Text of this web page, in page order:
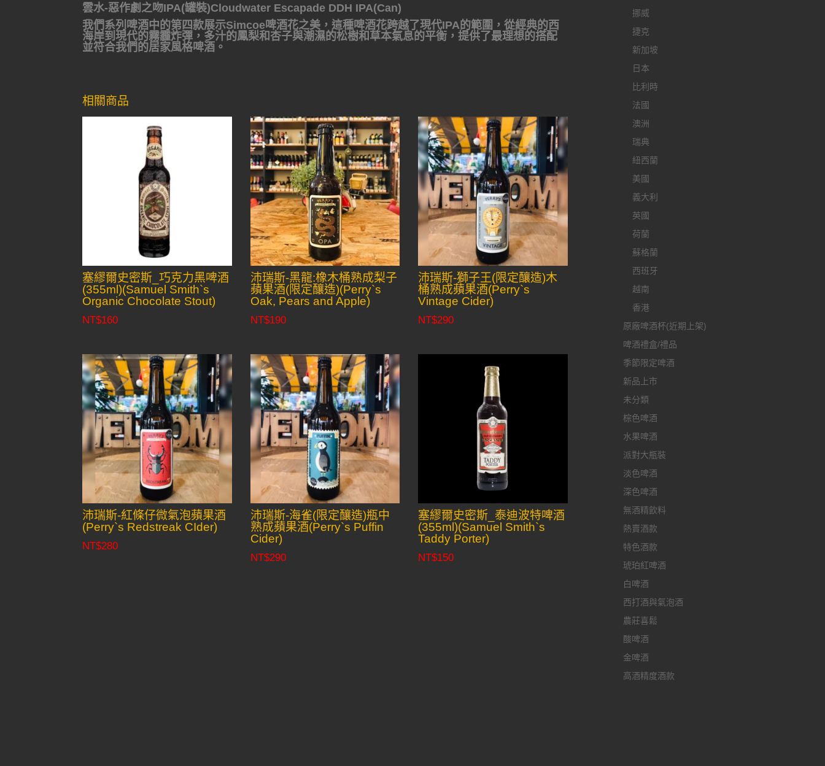
雲水-惡作劇之吻IPA(罐裝)Cloudwater Escapade DDH IPA(Can)
我們系列啤酒中的第四款展示Simcoe啤酒花之美，這種啤酒花跨越了現代IPA的範圍，從經典的西
海岸到現代的霧霾炸彈，多汁的鳳梨和杏子與潮濕的松樹和草本氣息的平衡，提供了最理想的搭配
並符合我們的居家風格啤酒。
相關商品
塞繆爾史密斯_巧克力黑啤酒
(355ml)(Samuel Smith`s
Organic Chocolate Stout)
NT$160
沛瑞斯-黑龍:橡木桶熟成梨子
蘋果酒(限定釀造)(Perry`s
Oak, Pears and Apple)
NT$190
沛瑞斯-獅子王(限定釀造)木
桶熟成蘋果酒(Perry`s
Vintage Cider)
NT$290
沛瑞斯-紅條仔微氣泡蘋果酒
(Perry`s Redstreak CIder)
NT$280
沛瑞斯-海雀(限定釀造)瓶中
熟成蘋果酒(Perry`s Puffin
Cider)
NT$290
塞繆爾史密斯_泰迪波特啤酒
(355ml)(Samuel Smith`s
Taddy Porter)
NT$150
挪威
捷克
新加坡
日本
比利時
法國
澳洲
瑞典
紐西蘭
美國
義大利
英國
荷蘭
蘇格蘭
西班牙
越南
香港
原廠啤酒杯(近期上架)
啤酒禮盒/禮品
季節限定啤酒
新品上市
未分類
棕色啤酒
水果啤酒
派對大瓶裝
淡色啤酒
深色啤酒
無酒精飲料
熱賣酒款
特色酒款
琥珀紅啤酒
白啤酒
西打酒與氣泡酒
農莊喜鬆
酸啤酒
金啤酒
高酒精度酒款